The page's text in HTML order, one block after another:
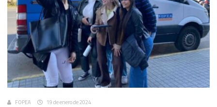
FOPEA 19 de enero de 2024